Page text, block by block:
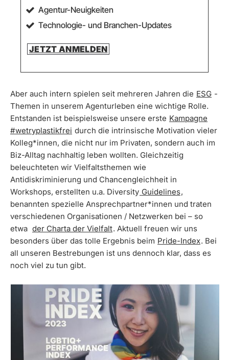
Agentur-Neuigkeiten
Technologie- und Branchen-Updates
JETZT ANMELDEN
Aber auch intern spielen seit mehreren Jahren die ESG -
Themen in unserem Agenturleben eine wichtige Rolle.
Entstanden ist beispielsweise unsere erste Kampagne
#wetryplastikfrei durch die intrinsische Motivation vieler
Kolleg*innen, die nicht nur im Privaten, sondern auch im
Biz-Alltag nachhaltig leben wollten. Gleichzeitig
beleuchteten wir Vielfaltsthemen wie
Antidiskriminierung und Chancengleichheit in
Workshops, erstellten u.a. Diversity Guidelines,
benannten spezielle Ansprechpartner*innen und traten
verschiedenen Organisationen / Netzwerken bei – so
etwa der Charta der Vielfalt. Aktuell freuen wir uns
besonders über das tolle Ergebnis beim Pride-Index. Bei
all unseren Bestrebungen ist uns dennoch klar, dass es
noch viel zu tun gibt.